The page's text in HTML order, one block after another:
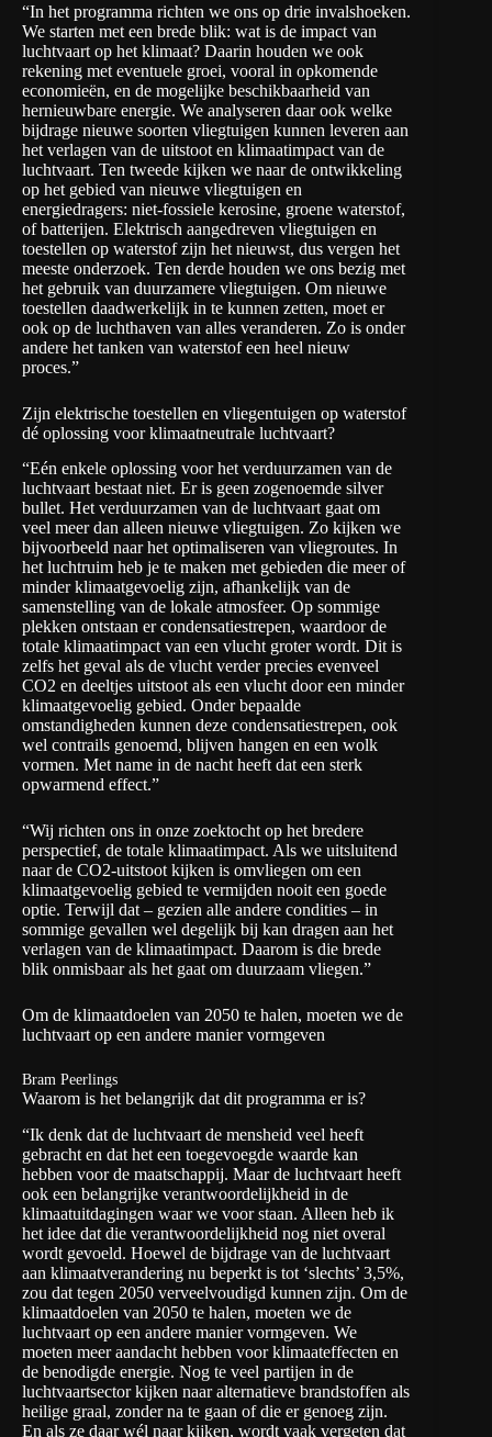
“In het programma richten we ons op drie invalshoeken.
We starten met een brede blik: wat is de impact van
luchtvaart op het klimaat? Daarin houden we ook
rekening met eventuele groei, vooral in opkomende
economieën, en de mogelijke beschikbaarheid van
hernieuwbare energie. We analyseren daar ook welke
bijdrage nieuwe soorten vliegtuigen kunnen leveren aan
het verlagen van de uitstoot en klimaatimpact van de
luchtvaart. Ten tweede kijken we naar de ontwikkeling
op het gebied van nieuwe vliegtuigen en
energiedragers: niet-fossiele kerosine, groene waterstof,
of batterijen. Elektrisch aangedreven vliegtuigen en
toestellen op waterstof zijn het nieuwst, dus vergen het
meeste onderzoek. Ten derde houden we ons bezig met
het gebruik van duurzamere vliegtuigen. Om nieuwe
toestellen daadwerkelijk in te kunnen zetten, moet er
ook op de luchthaven van alles veranderen. Zo is onder
andere het tanken van waterstof een heel nieuw
proces.”
Zijn elektrische toestellen en vliegentuigen op waterstof
dé oplossing voor klimaatneutrale luchtvaart?
“Eén enkele oplossing voor het verduurzamen van de
luchtvaart bestaat niet. Er is geen zogenoemde silver
bullet. Het verduurzamen van de luchtvaart gaat om
veel meer dan alleen nieuwe vliegtuigen. Zo kijken we
bijvoorbeeld naar het optimaliseren van vliegroutes. In
het luchtruim heb je te maken met gebieden die meer of
minder klimaatgevoelig zijn, afhankelijk van de
samenstelling van de lokale atmosfeer. Op sommige
plekken ontstaan er condensatiestrepen, waardoor de
totale klimaatimpact van een vlucht groter wordt. Dit is
zelfs het geval als de vlucht verder precies evenveel
CO2 en deeltjes uitstoot als een vlucht door een minder
klimaatgevoelig gebied. Onder bepaalde
omstandigheden kunnen deze condensatiestrepen, ook
wel contrails genoemd, blijven hangen en een wolk
vormen. Met name in de nacht heeft dat een sterk
opwarmend effect.”
“Wij richten ons in onze zoektocht op het bredere
perspectief, de totale klimaatimpact. Als we uitsluitend
naar de CO2-uitstoot kijken is omvliegen om een
klimaatgevoelig gebied te vermijden nooit een goede
optie. Terwijl dat – gezien alle andere condities – in
sommige gevallen wel degelijk bij kan dragen aan het
verlagen van de klimaatimpact. Daarom is die brede
blik onmisbaar als het gaat om duurzaam vliegen.”
Om de klimaatdoelen van 2050 te halen, moeten we de
luchtvaart op een andere manier vormgeven
Bram Peerlings
Waarom is het belangrijk dat dit programma er is?
“Ik denk dat de luchtvaart de mensheid veel heeft
gebracht en dat het een toegevoegde waarde kan
hebben voor de maatschappij. Maar de luchtvaart heeft
ook een belangrijke verantwoordelijkheid in de
klimaatuitdagingen waar we voor staan. Alleen heb ik
het idee dat die verantwoordelijkheid nog niet overal
wordt gevoeld. Hoewel de bijdrage van de luchtvaart
aan klimaatverandering nu beperkt is tot ‘slechts’ 3,5%,
zou dat tegen 2050 verveelvoudigd kunnen zijn. Om de
klimaatdoelen van 2050 te halen, moeten we de
luchtvaart op een andere manier vormgeven. We
moeten meer aandacht hebben voor klimaateffecten en
de benodigde energie. Nog te veel partijen in de
luchtvaartsector kijken naar alternatieve brandstoffen als
heilige graal, zonder na te gaan of die er genoeg zijn.
En als ze daar wél naar kijken, wordt vaak vergeten dat